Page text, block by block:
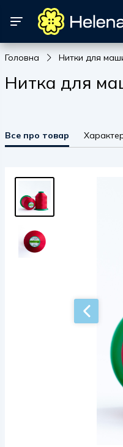
Головна Нитки для
Нитка для
Все про товар